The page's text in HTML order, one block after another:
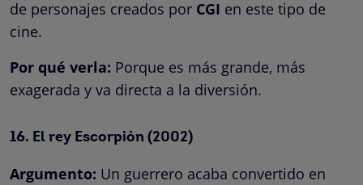
de personajes creados por CGI en este tipo de
cine.
Por qué verla: Porque es más grande, más
exagerada y va directa a la diversión.
16. El rey Escorpión (2002)
Argumento: Un guerrero acaba convertido en